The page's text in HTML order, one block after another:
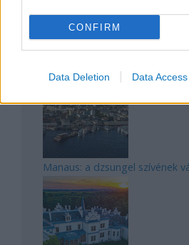
CONFIRM
Data Deletion Data Access
A világ legveszélyesebb
Manaus: a dzsungel szívének